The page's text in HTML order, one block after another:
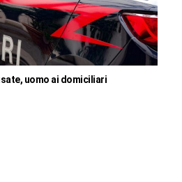
uomo ai domiciliari